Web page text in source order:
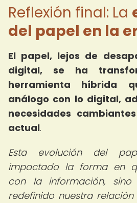
Reflexión final: La
del papel en la
El papel, lejos de
digital, se ha
herramienta híbrida
análogo con lo digital,
necesidades
actual.
Esta evolución del
impactado la forma en
con la información,
redefinido nuestra